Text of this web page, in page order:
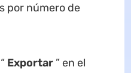
por número de
Exportar” en el